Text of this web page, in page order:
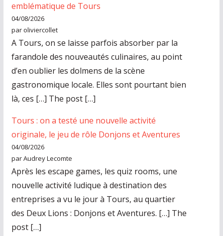
emblématique de Tours
04/08/2026
par oliviercollet
A Tours, on se laisse parfois absorber par la
farandole des nouveautés culinaires, au point
d’en oublier les dolmens de la scène
gastronomique locale. Elles sont pourtant bien
là, ces […] The post […]
Tours : on a testé une nouvelle activité
originale, le jeu de rôle Donjons et Aventures
04/08/2026
par Audrey Lecomte
Après les escape games, les quiz rooms, une
nouvelle activité ludique à destination des
entreprises a vu le jour à Tours, au quartier
des Deux Lions : Donjons et Aventures. […] The
post […]